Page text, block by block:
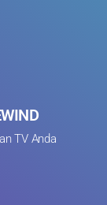
TV Anda